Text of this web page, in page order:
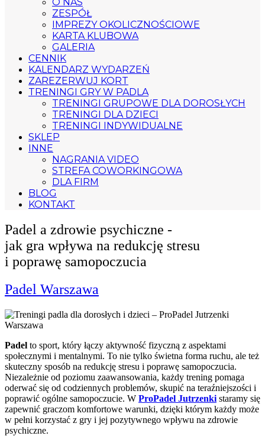
ZESPÓŁ
IMPREZY OKOLICZNOŚCIOWE
KARTA KLUBOWA
GALERIA
CENNIK
KALENDARZ WYDARZEŃ
ZAREZERWUJ KORT
TRENINGI GRY W PADLA
TRENINGI GRUPOWE DLA DOROSŁYCH
TRENINGI DLA DZIECI
TRENINGI INDYWIDUALNE
SKLEP
INNE
NAGRANIA VIDEO
STREFA COWORKINGOWA
DLA FIRM
BLOG
KONTAKT
Padel a zdrowie psychiczne -
jak gra wpływa na redukcję stresu
i poprawę samopoczucia
Padel Warszawa
Padel to sport, który łączy aktywność fizyczną z aspektami
społecznymi i mentalnymi. To nie tylko świetna forma ruchu, ale też
skuteczny sposób na redukcję stresu i poprawę samopoczucia.
Niezależnie od poziomu zaawansowania, każdy trening pomaga
oderwać się od codziennych problemów, skupić na teraźniejszości i
poprawić ogólne samopoczucie. W ProPadel Jutrzenki staramy się
zapewnić graczom komfortowe warunki, dzięki którym każdy może
w pełni korzystać z gry i jej pozytywnego wpływu na zdrowie
psychiczne.